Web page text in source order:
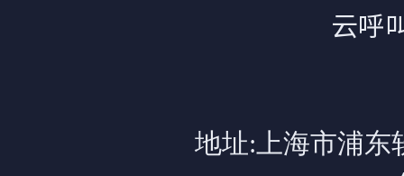
云呼
地址:上海市浦东